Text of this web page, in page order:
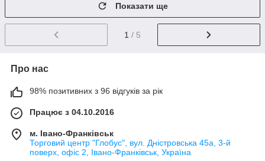
Показати ще
1 / 5
Про нас
98% позитивних з 96 відгуків за рік
Працює з 04.10.2016
м. Івано-Франківськ
Торговий центр "Глобус", вул. Дністровська 45а, 3-й
поверх, офіс 2, Івано-Франківськ, Україна